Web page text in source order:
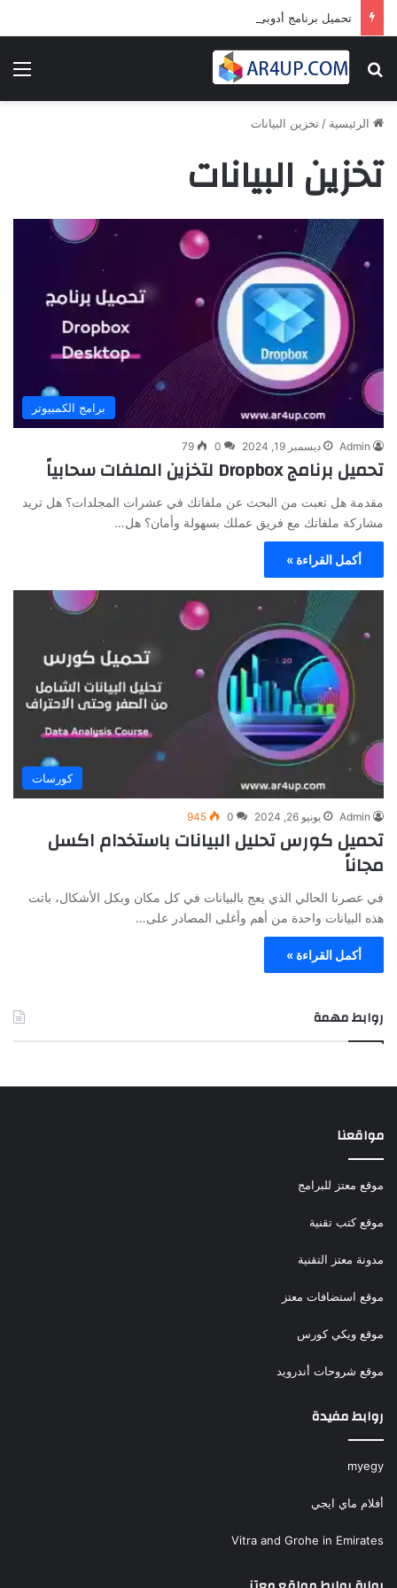
بحث عن
الرئيسية / تخزين البيانات
تخزين البيانات
برامج الكمبيوتر
Admin ديسمبر 19, 2024 0
79
تحميل برنامج Dropbox لتخزين الملفات سحابياً
مقدمة هل تعبت من البحث عن ملفاتك في عشرات المجلدات؟ هل تريد
مشاركة ملفاتك مع فريق عملك بسهولة وأمان؟ هل…
أكمل القراءة »
كورسات
Admin يونيو 26, 2024 0
945
تحميل كورس تحليل البيانات باستخدام اكسل
مجاناً
في عصرنا الحالي الذي يعج بالبيانات في كل مكان وبكل الأشكال، باتت
هذه البيانات واحدة من أهم وأغلى المصادر على…
أكمل القراءة »
روابط مهمة
مواقعنا
موقع معتز للبرامج
موقع كتب تقنية
مدونة معتز التقنية
موقع استضافات معتز
موقع ويكي كورس
موقع شروحات أندرويد
روابط مفيدة
myegy
أفلام ماي ايجي
Vitra and Grohe in Emirates